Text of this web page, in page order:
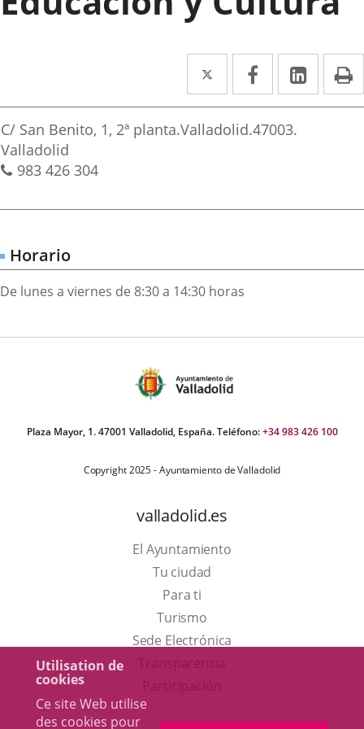
Utilisation de
cookies
Ce site Web utilise
des cookies pour
Twitter
Enlace
a
una
Facebook
Enlace
a
una
Enlace
a
Adresse
postale
C/ San Benito, 1, 2ª planta.Valladolid.47003.
Valladolid
Téléphones
983 426 304
Horario
De lunes a viernes de 8:30 a 14:30 horas
Plaza Mayor, 1. 47001 Valladolid, España. Teléfono:+34 983 426 100
Copyright 2025 - Ayuntamiento de Valladolid
valladolid.es
El Ayuntamiento
Tu ciudad
Para ti
TurismoEste
enlace
Sede Electrónica